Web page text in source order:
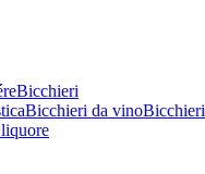
Bicchieri
Bicchieri da vinoBicchieri